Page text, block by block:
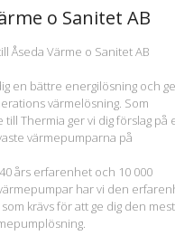
o Sanitet AB
Åseda Värme o Sanitet AB
en bättre energilösning och
värmelösning. Som
Thermia ger vi dig förslag på
värmepumparna på
års erfarenhet och 10 000
har vi den
krävs för att ge dig den mest